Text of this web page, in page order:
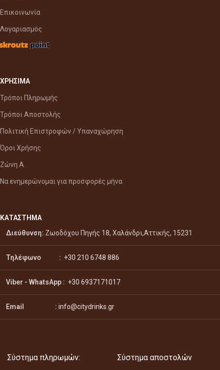
Επικοινωνία
Λογαριασμός
ΧΡΗΣΙΜΑ
Τρόποι Πληρωμής
Τρόποι Αποστολής
Πολιτική Επιστροφών / Υπαναχώρηση
Όροι Χρήσης
Ζώνη Α
Να ενημερώνομαι για προσφορές μήνα
ΚΑΤΑΣΤΗΜΑ
Διεύθυνση: Ζωοδόχου Πηγής 18, Χαλάνδρι,Αττικής, 15231
Τηλέφωνο : +30 210 6748 886
Viber - WhatsApp : +30 6937171017
Email : info@citydrinks.gr
Σύστημα πληρωμών: Σύστημα αποστολών